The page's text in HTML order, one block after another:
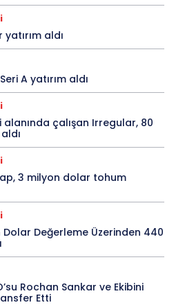
aldı
A yatırım aldı
çalışan Irregular, 80
3 milyon dolar tohum
Dolar Değerleme Üzerinden 440
Rochan Sankar ve Ekibini
Etti